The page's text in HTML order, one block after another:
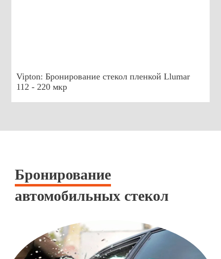
Vipton: Бронирование стекол пленкой Llumar
112 - 220 мкр
Бронирование
автомобильных стекол